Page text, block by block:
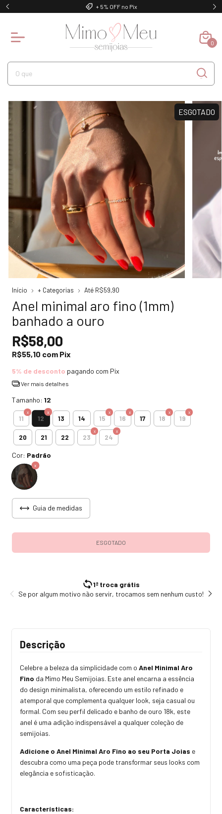
+ 5% OFF no Pix
0
ESGOTADO
Início + Categorias Até R$59,90
Anel minimal aro fino (1mm)
banhado a ouro
R$58,00
R$55,10 com Pix
5% de desconto pagando com Pix
Ver mais detalhes
Tamanho: 12
11 12 13 14 15 16 17 18 19
20 21 22 23 24
Cor: Padrão
Guia de medidas
1ª troca grátis
Se por algum motivo não servir, trocamos sem nenhum custo!
Descrição
Celebre a beleza da simplicidade com o Anel Minimal Aro
Fino da Mimo Meu Semijoias. Este anel encarna a essência
do design minimalista, oferecendo um estilo refinado e
atemporal que complementa qualquer look, seja casual ou
formal. Com seu perfil delicado e banho de ouro 18k, este
anel é uma adição indispensável a qualquer coleção de
semijoias.
Adicione o Anel Minimal Aro Fino ao seu Porta Joias e
descubra como uma peça pode transformar seus looks com
elegância e sofisticação.
Características: